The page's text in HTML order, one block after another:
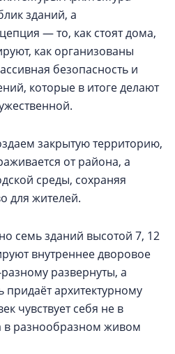
зданий, а
— то, как стоят дома,
как организованы
безопасность и
которые в итоге делают
закрытую территорию,
от района, а
среды, сохраняя
для жителей.
семь зданий высотой 7, 12
внутреннее дворовое
развернуты, а
архитектурному
чувствует себя не в
в разнообразном живом